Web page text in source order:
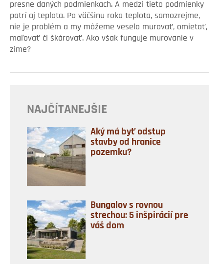
presne daných podmienkach. A medzi tieto podmienky
patrí aj teplota. Po väčšinu roka teplota, samozrejme,
nie je problém a my môžeme veselo murovať, omietať,
maľovať či škárovať. Ako však funguje murovanie v
zime?
NAJČÍTANEJŠIE
Aký má byť odstup
stavby od hranice
pozemku?
Bungalov s rovnou
strechou: 5 inšpirácií pre
váš dom